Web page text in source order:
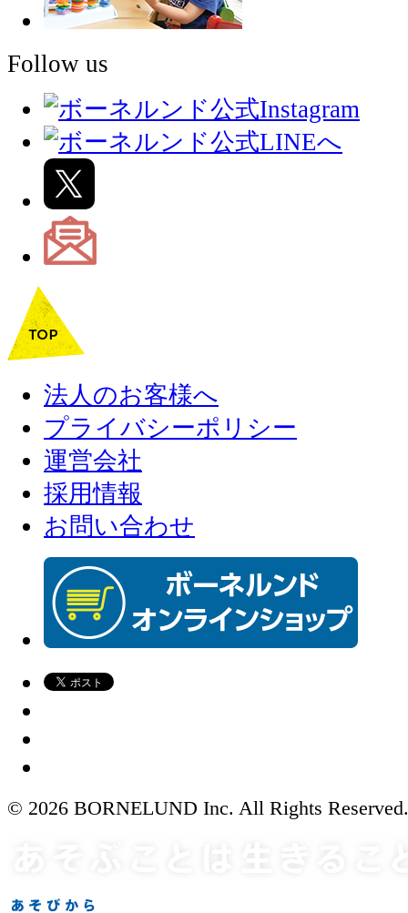
Follow us
法人のお客様へ
プライバシーポリシー
運営会社
採用情報
お問い合わせ
© 2026 BORNELUND Inc. All Rights Reserved.